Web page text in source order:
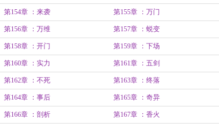
第154章 ：来袭 第155章 ：万门
第156章 ：万维 第157章 ：蜕变
第158章 ：开门 第159章 ：下场
第160章 ：实力 第161章 ：五剑
第162章 ：不死 第163章 ：终落
第164章 ：事后 第165章 ：奇异
第166章 ：剖析 第167章 ：香火